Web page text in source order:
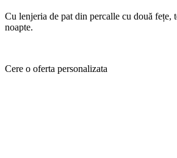
Cu lenjeria de pat din percalle cu două
noapte.
Cere o oferta personalizata